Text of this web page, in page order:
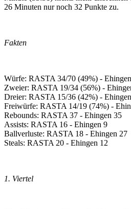
26 Minuten nur noch 32 Punkte zu.
Fakten
Würfe: RASTA 34/70 (49%) -
Zweier: RASTA 19/34 (56%) -
Dreier: RASTA 15/36 (42%) -
Freiwürfe: RASTA 14/19 (74%) -
Rebounds: RASTA 37 - Ehingen 35
Assists: RASTA 16 - Ehingen 9
Ballverluste: RASTA 18 - Ehingen 27
Steals: RASTA 20 - Ehingen 12
1. Viertel